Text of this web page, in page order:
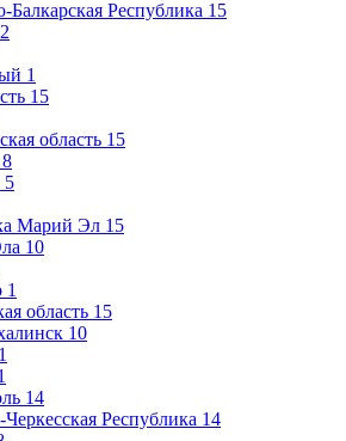
Балкарская Республика 15
1
15
область 15
8
5
Марий Эл 15
10
1
область 15
10
1
14
Черкесская Республика 14